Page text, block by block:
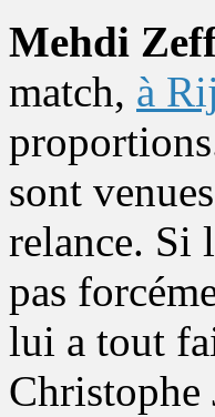
Mehdi
match, à
sont
relance. Si
pas
lui a tout
Christophe